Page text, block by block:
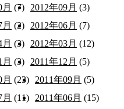
(7) 2012年09月 (3)
(2) 2012年06月 (7)
(3) 2012年03月 (12)
(3) 2011年12月 (5)
(23) 2011年09月 (5)
(11) 2011年06月 (15)